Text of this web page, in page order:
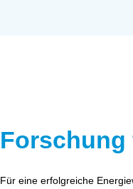
Forschung
Für eine erfolgreiche